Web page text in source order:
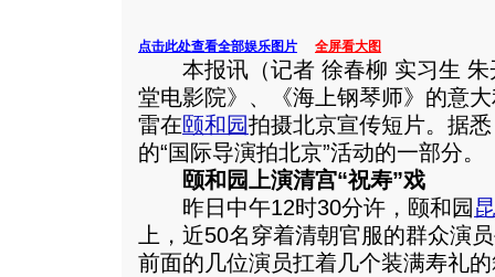
点击此处查看全部娱乐图片 全屏看大图
本报讯（记者 徐春柳 实习生 朱
堂电影院》、《海上钢琴师》的意
雷在颐和园拍摄北京宣传短片。据
的“国际导演拍北京”活动的一部分。
颐和园上演清宫“祝寿”戏
昨日中午12时30分许，颐和园
上，近50名穿着清朝官服的群众演
前面的几位演员扛着几个装满寿礼